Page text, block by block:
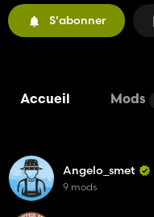
S'abonner
Accueil Mods
Angelo_smet
9 mods